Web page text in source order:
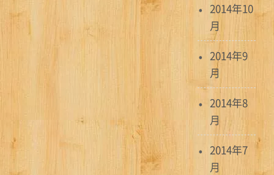
2014年10
月
2014年9
月
2014年8
月
2014年7
月